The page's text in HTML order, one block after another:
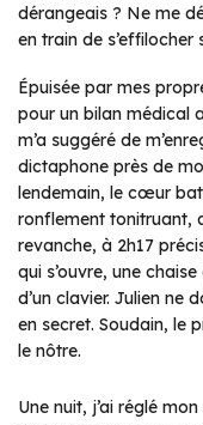
dérangeais ? Ne me
en train de s’effilocher
Épuisée par mes
pour un bilan médical
m’a suggéré de
dictaphone près de
lendemain, le cœur
ronflement tonitruant,
revanche, à 2h17
qui s’ouvre, une
d’un clavier. Julien ne
en secret. Soudain, le
le nôtre.
Une nuit, j’ai réglé